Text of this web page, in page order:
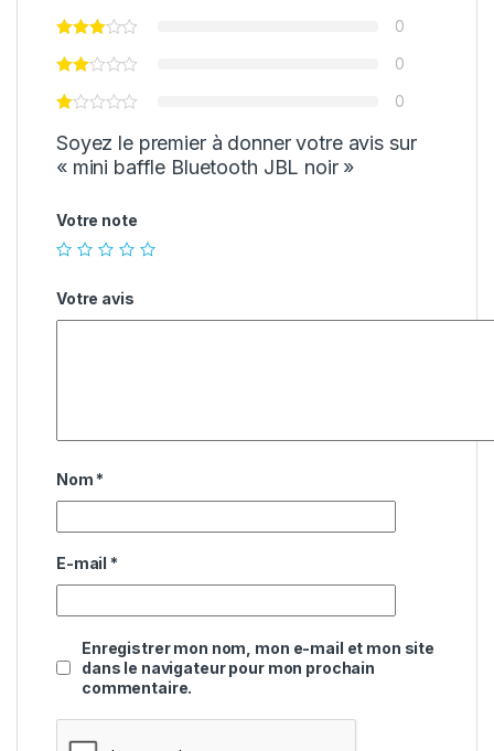
0
0
0
Soyez le premier à donner votre avis sur
« mini baffle Bluetooth JBL noir »
Votre note
Votre avis
Nom *
E-mail *
Enregistrer mon nom, mon e-mail et mon site
dans le navigateur pour mon prochain
commentaire.